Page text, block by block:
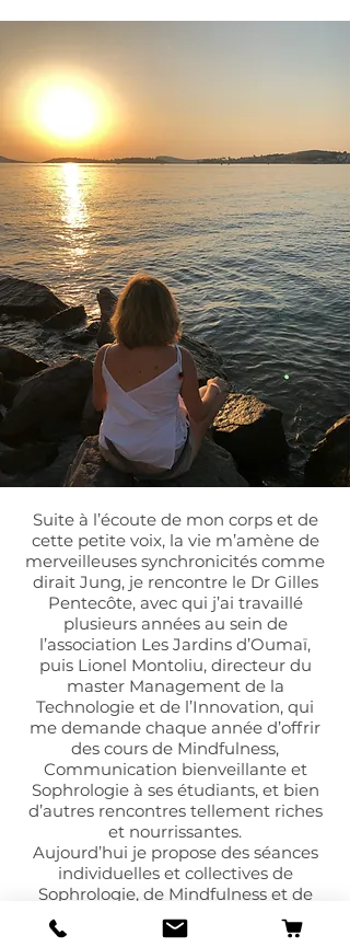
Suite à l’écoute de mon corps et de
cette petite voix, la vie m’amène de
merveilleuses synchronicités comme
dirait Jung, je rencontre le Dr Gilles
Pentecôte, avec qui j’ai travaillé
plusieurs années au sein de
l’association Les Jardins d’Oumaï,
puis Lionel Montoliu, directeur du
master Management de la
Technologie et de l’Innovation, qui
me demande chaque année d’offrir
des cours de Mindfulness,
Communication bienveillante et
Sophrologie à ses étudiants, et bien
d’autres rencontres tellement riches
et nourrissantes.
Aujourd’hui je propose des séances
individuelles et collectives de
Sophrologie, de Mindfulness et de
Psychologie Positive à l’Université de
Dauphine, pour des entreprises